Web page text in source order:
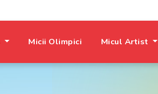
Micii Olimpici Micul Artist